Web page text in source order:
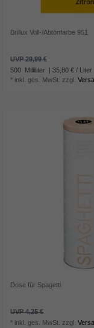
Brillux Voll-/Abtönfarbe 951
UVP 29,99 €
500 Milliliter
| 35,80 € / Liter
* inkl. ges. MwSt. zzgl.
Dose für Spagetti
UVP 4,25 €
* inkl. ges. MwSt. zzgl.